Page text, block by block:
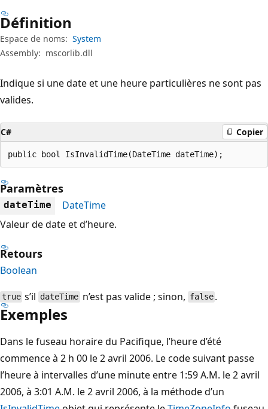
Définition
Espace de noms: System
Assembly: mscorlib.dll
Indique si une date et une heure particulières ne sont pas
valides.
C# Copier
public bool IsInvalidTime(DateTime dateTime);
Paramètres
dateTime
DateTime
Valeur de date et d’heure.
Retours
Boolean
true s’il dateTime n’est pas valide ; sinon, false .
Exemples
Dans le fuseau horaire du Pacifique, l’heure d’été
commence à 2 h 00 le 2 avril 2006. Le code suivant passe
l’heure à intervalles d’une minute entre 1:59 A.M. le 2 avril
2006, à 3:01 A.M. le 2 avril 2006, à la méthode d’un